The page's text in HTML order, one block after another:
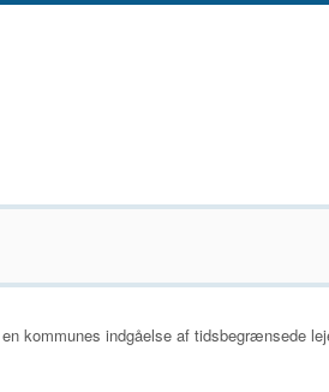
kommunes indgåelse af tidsbegrænsede